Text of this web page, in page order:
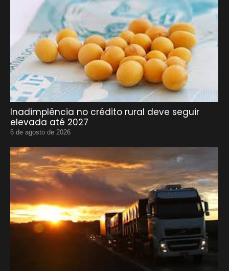
Inadimplência no crédito rural deve seguir
elevada até 2027
6 de agosto de 2026